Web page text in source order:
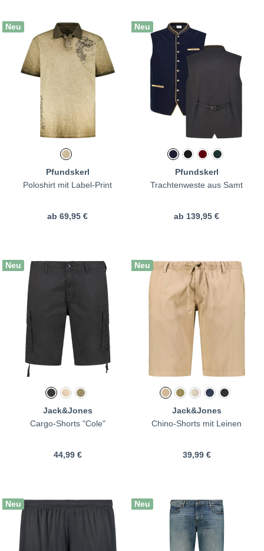
Neu
Pfundskerl
Poloshirt mit Label-Print
ab 69,95 €
Neu
Pfundskerl
Trachtenweste aus Samt
ab 139,95 €
Neu
Jack&Jones
Cargo-Shorts "Cole"
44,99 €
Neu
Jack&Jones
Chino-Shorts mit Leinen
39,99 €
Neu Neu